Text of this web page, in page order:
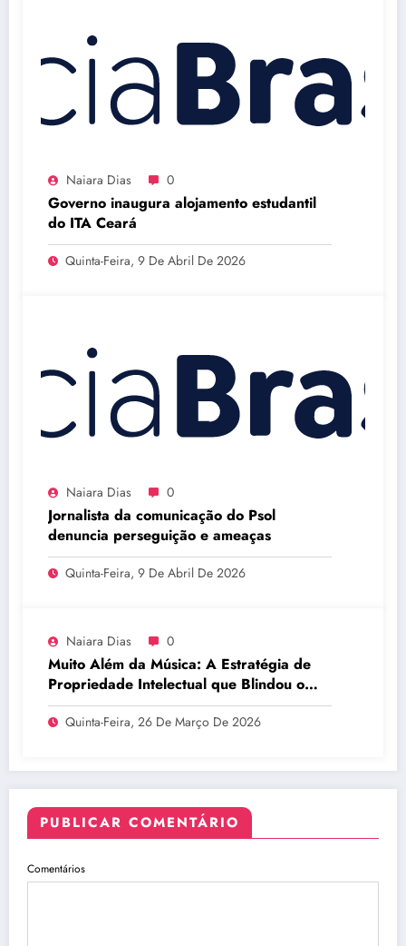
Naiara Dias 0
Governo inaugura alojamento estudantil
do ITA Ceará
Quinta-Feira, 9 De Abril De 2026
Naiara Dias 0
Jornalista da comunicação do Psol
denuncia perseguição e ameaças
Quinta-Feira, 9 De Abril De 2026
Naiara Dias 0
Muito Além da Música: A Estratégia de
Propriedade Intelectual que Blindou o
Legado do BTS
Quinta-Feira, 26 De Março De 2026
PUBLICAR COMENTÁRIO
Comentários